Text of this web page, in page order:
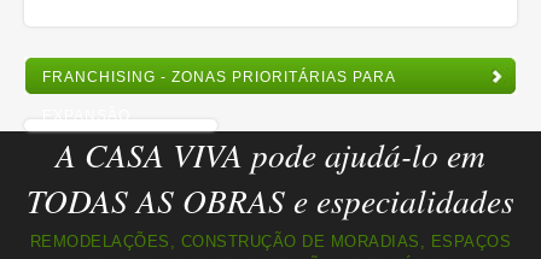
FRANCHISING - ZONAS PRIORITÁRIAS PARA
EXPANSÃO
A CASA VIVA pode ajudá-lo em
TODAS AS OBRAS e especialidades
REMODELAÇÕES, CONSTRUÇÃO DE MORADIAS, ESPAÇOS